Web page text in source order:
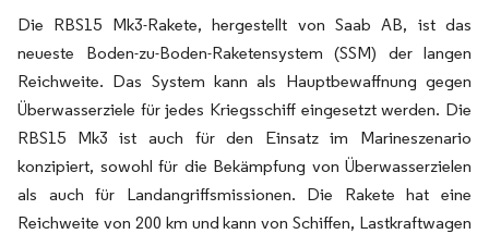
Die RBS15 Mk3-Rakete, hergestellt von Saab AB, ist das
neueste Boden-zu-Boden-Raketensystem (SSM) der langen
Reichweite. Das System kann als Hauptbewaffnung gegen
Überwasserziele für jedes Kriegsschiff eingesetzt werden. Die
RBS15 Mk3 ist auch für den Einsatz im Marineszenario
konzipiert, sowohl für die Bekämpfung von Überwasserzielen
als auch für Landangriffsmissionen. Die Rakete hat eine
Reichweite von 200 km und kann von Schiffen, Lastkraftwagen